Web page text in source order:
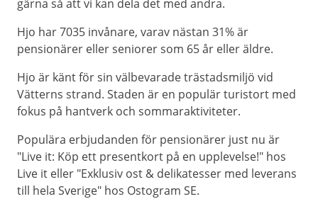
gärna så att vi kan dela det med andra.
Hjo har 7035 invånare, varav nästan 31% är
pensionärer eller seniorer som 65 år eller äldre.
Hjo är känt för sin välbevarade trästadsmiljö vid
Vätterns strand. Staden är en populär turistort med
fokus på hantverk och sommaraktiviteter.
Populära erbjudanden för pensionärer just nu är
"Live it: Köp ett presentkort på en upplevelse!" hos
Live it eller "Exklusiv ost & delikatesser med leverans
till hela Sverige" hos Ostogram SE.